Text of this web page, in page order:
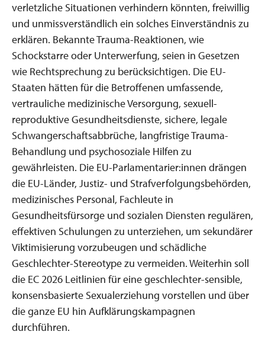
verletzliche Situationen verhindern könnten, freiwillig
und unmissverständlich ein solches Einverständnis zu
erklären. Bekannte Trauma-Reaktionen, wie
Schockstarre oder Unterwerfung, seien in Gesetzen
wie Rechtsprechung zu berücksichtigen. Die EU-
Staaten hätten für die Betroffenen umfassende,
vertrauliche medizinische Versorgung, sexuell-
reproduktive Gesundheitsdienste, sichere, legale
Schwangerschaftsabbrüche, langfristige Trauma-
Behandlung und psychosoziale Hilfen zu
gewährleisten. Die EU-Parlamentarier:innen drängen
die EU-Länder, Justiz- und Strafverfolgungsbehörden,
medizinisches Personal, Fachleute in
Gesundheitsfürsorge und sozialen Diensten regulären,
effektiven Schulungen zu unterziehen, um sekundärer
Viktimisierung vorzubeugen und schädliche
Geschlechter-Stereotype zu vermeiden. Weiterhin soll
die EC 2026 Leitlinien für eine geschlechter-sensible,
konsensbasierte Sexualerziehung vorstellen und über
die ganze EU hin Aufklärungskampagnen
durchführen.